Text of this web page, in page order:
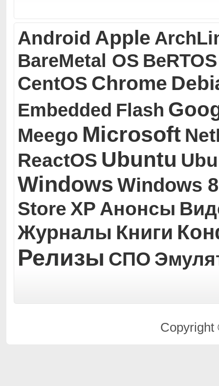
Android Apple
BareMetal OS BeRTOS
CentOS Chrome
Embedded Flash
Meego Microsoft
ReactOS Ubuntu
Windows Windows 8
Store XP Анонсы
Журналы Книги
Релизы СПО